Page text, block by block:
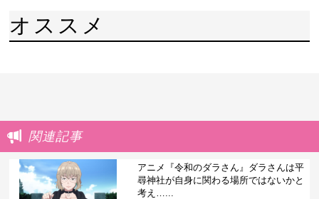
オススメ
関連記事
アニメ『令和のダラさん』ダラさんは平
尋神社が自身に関わる場所ではないかと
考え…...